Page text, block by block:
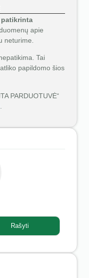
apie
neturime.
Tai
papildomo šios
PARDUOTUVĖ“
Rašyti